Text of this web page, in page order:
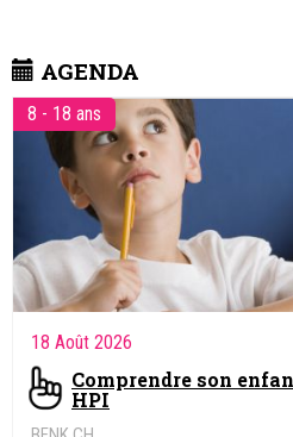
AGENDA
8 - 18 ans
18 Août 2026
Comprendre son
HPI